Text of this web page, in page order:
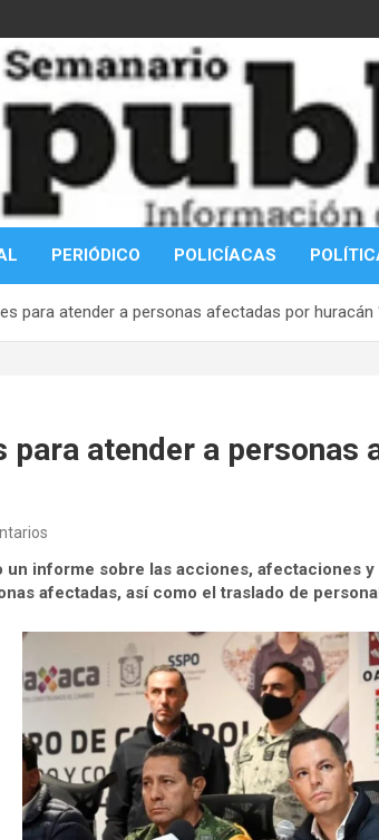
PERIÓDICO POLICÍACAS
para atender a personas afectadas por huracán
para atender a personas
un informe sobre las acciones, afectaciones
afectadas, así como el traslado de